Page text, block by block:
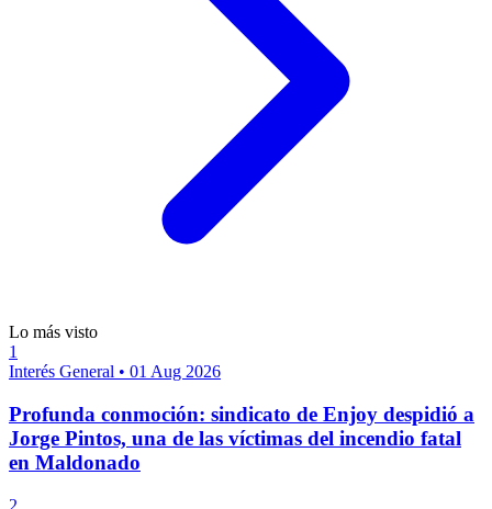
Lo más visto
1
Interés General • 01 Aug 2026
Profunda conmoción: sindicato de Enjoy despidió a
Jorge Pintos, una de las víctimas del incendio fatal
en Maldonado
2